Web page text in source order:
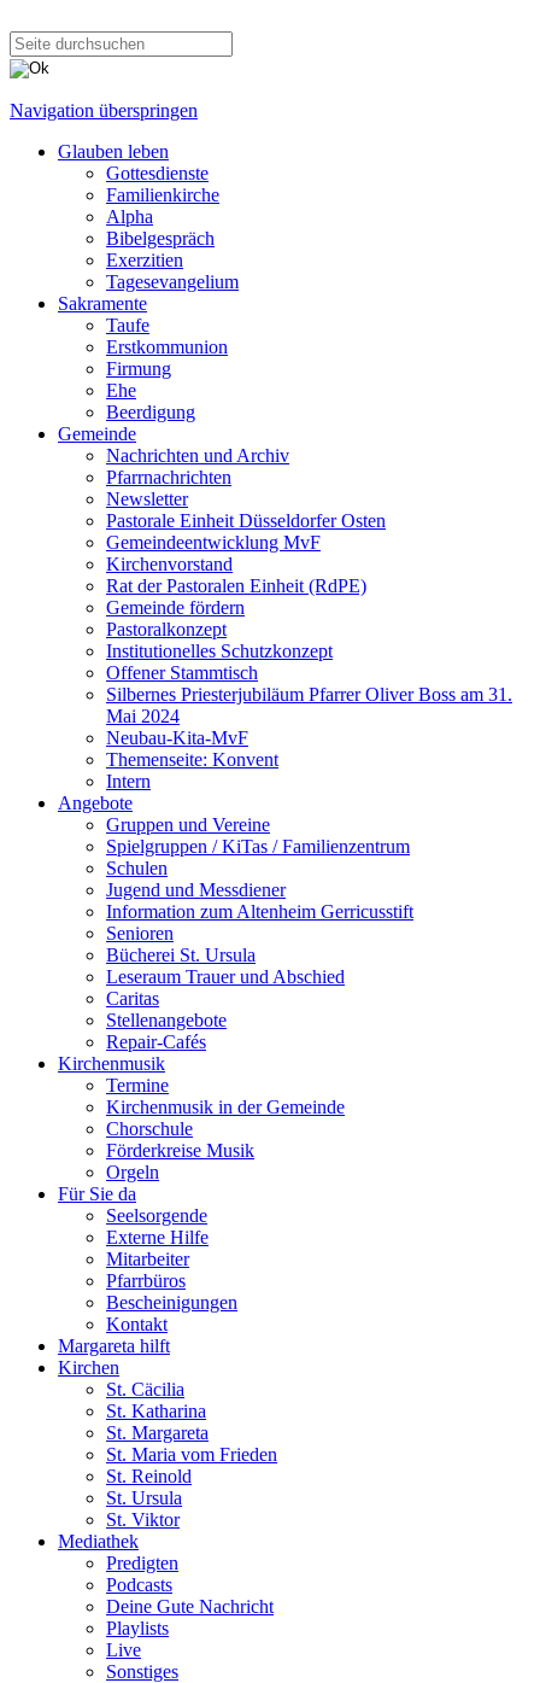
Navigation überspringen
Glauben leben
Gottesdienste
Familienkirche
Alpha
Bibelgespräch
Exerzitien
Tagesevangelium
Sakramente
Taufe
Erstkommunion
Firmung
Ehe
Beerdigung
Gemeinde
Nachrichten und Archiv
Pfarrnachrichten
Newsletter
Pastorale Einheit Düsseldorfer Osten
Gemeindeentwicklung MvF
Kirchenvorstand
Rat der Pastoralen Einheit (RdPE)
Gemeinde fördern
Pastoralkonzept
Institutionelles Schutzkonzept
Offener Stammtisch
Silbernes Priesterjubiläum Pfarrer Oliver Boss am 31.
Mai 2024
Neubau-Kita-MvF
Themenseite: Konvent
Intern
Angebote
Gruppen und Vereine
Spielgruppen / KiTas / Familienzentrum
Schulen
Jugend und Messdiener
Information zum Altenheim Gerricusstift
Senioren
Bücherei St. Ursula
Leseraum Trauer und Abschied
Caritas
Stellenangebote
Repair-Cafés
Kirchenmusik
Termine
Kirchenmusik in der Gemeinde
Chorschule
Förderkreise Musik
Orgeln
Für Sie da
Seelsorgende
Externe Hilfe
Mitarbeiter
Pfarrbüros
Bescheinigungen
Kontakt
Margareta hilft
Kirchen
St. Cäcilia
St. Katharina
St. Margareta
St. Maria vom Frieden
St. Reinold
St. Ursula
St. Viktor
Mediathek
Predigten
Podcasts
Deine Gute Nachricht
Playlists
Live
Sonstiges